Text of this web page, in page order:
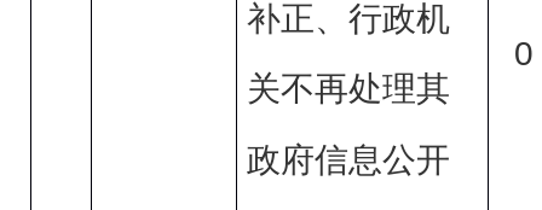
补正、行政机
关不再处理其
政府信息公开
0